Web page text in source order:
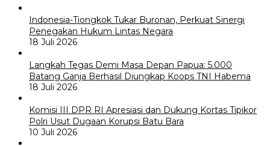
Indonesia-Tiongkok Tukar Buronan, Perkuat Sinergi
Penegakan Hukum Lintas Negara
18 Juli 2026
Langkah Tegas Demi Masa Depan Papua: 5.000
Batang Ganja Berhasil Diungkap Koops TNI Habema
18 Juli 2026
Komisi III DPR RI Apresiasi dan Dukung Kortas Tipikor
Polri Usut Dugaan Korupsi Batu Bara
10 Juli 2026